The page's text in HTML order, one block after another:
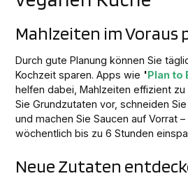
Mahlzeiten im Voraus
Durch gute Planung können Sie
Kochzeit sparen. Apps wie 'Plan to
helfen dabei, Mahlzeiten effizient
Sie Grundzutaten vor, schneiden
und machen Sie Saucen auf Vorrat
wöchentlich bis zu 6 Stunden
Neue Zutaten